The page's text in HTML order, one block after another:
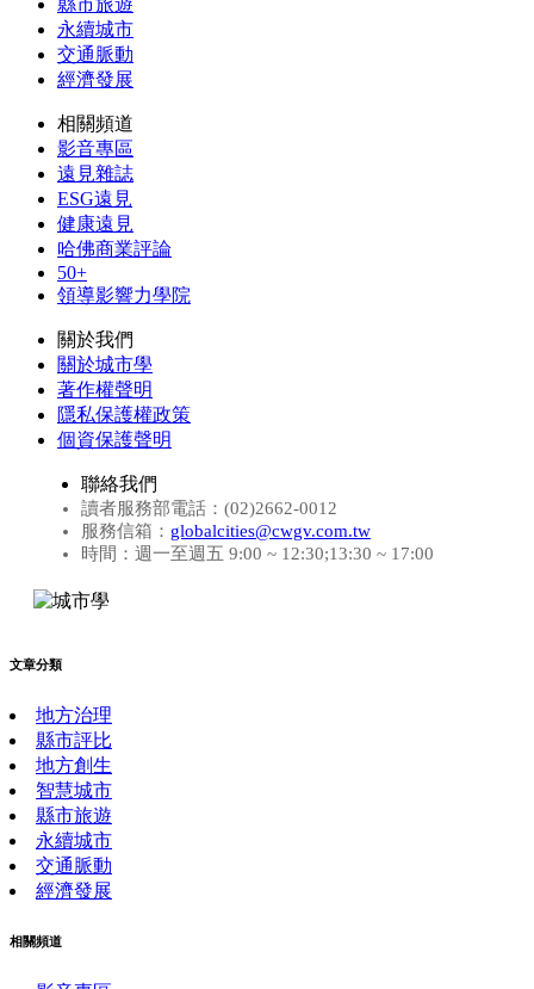
永續城市
交通脈動
經濟發展
相關頻道
影音專區
遠見雜誌
ESG遠見
健康遠見
哈佛商業評論
50+
領導影響力學院
關於我們
關於城市學
著作權聲明
隱私保護權政策
個資保護聲明
聯絡我們
讀者服務部電話：(02)2662-0012
服務信箱： globalcities@cwgv.com.tw
時間：週一至週五 9:00 ~ 12:30;13:30 ~ 17:00
文章分類
地方治理
縣市評比
地方創生
智慧城市
縣市旅遊
永續城市
交通脈動
經濟發展
相關頻道